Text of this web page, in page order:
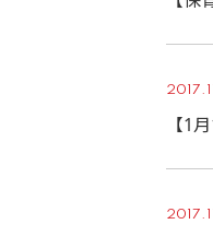
【1